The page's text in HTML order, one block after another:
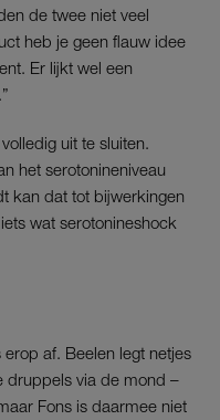
de twee niet veel
heb je geen flauw idee
Er lijkt wel een
uit te sluiten.
het serotonineniveau
kan dat tot bijwerkingen
wat serotonineshock
af. Beelen legt netjes
druppels via de mond –
Fons is daarmee niet